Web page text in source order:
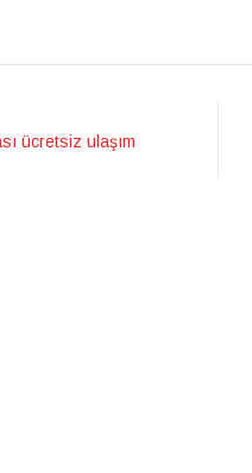
ücretsiz ulaşım